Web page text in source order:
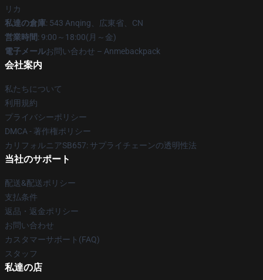
リカ
私達の倉庫: 543 Anqing、広東省、CN
営業時間: 9:00～18:00(月～金)
電子メールお問い合わせ – Anmebackpack
会社案内
私たちについて
利用規約
プライバシーポリシー
DMCA - 著作権ポリシー
カリフォルニアSB657: サプライチェーンの透明性法
当社のサポート
配送&配送ポリシー
支払条件
返品・返金ポリシー
お問い合わせ
カスタマーサポート(FAQ)
スタッフ
私達の店